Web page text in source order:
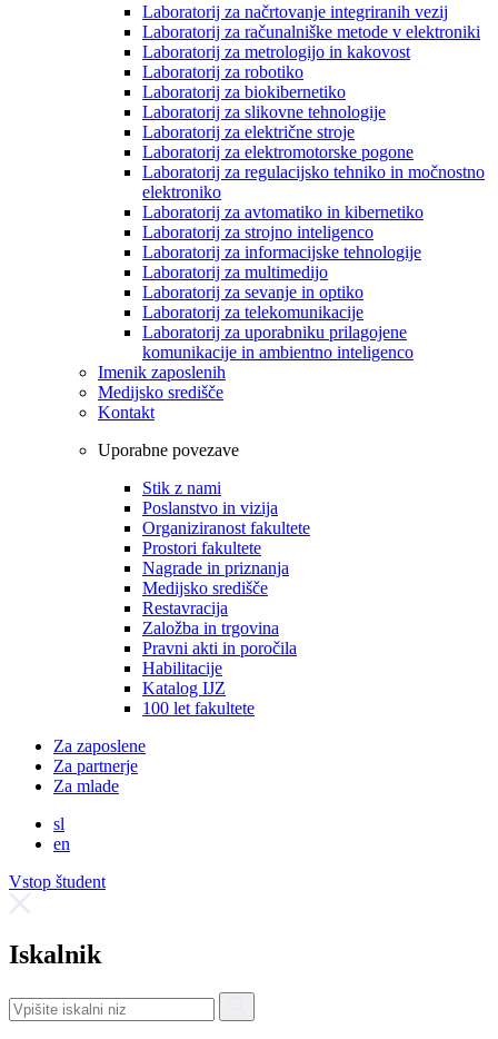
Laboratorij za načrtovanje integriranih vezij
Laboratorij za računalniške metode v elektroniki
Laboratorij za metrologijo in kakovost
Laboratorij za robotiko
Laboratorij za biokibernetiko
Laboratorij za slikovne tehnologije
Laboratorij za električne stroje
Laboratorij za elektromotorske pogone
Laboratorij za regulacijsko tehniko in močnostno
elektroniko
Laboratorij za avtomatiko in kibernetiko
Laboratorij za strojno inteligenco
Laboratorij za informacijske tehnologije
Laboratorij za multimedijo
Laboratorij za sevanje in optiko
Laboratorij za telekomunikacije
Laboratorij za uporabniku prilagojene
komunikacije in ambientno inteligenco
Imenik zaposlenih
Medijsko središče
Kontakt
Uporabne povezave
Stik z nami
Poslanstvo in vizija
Organiziranost fakultete
Prostori fakultete
Nagrade in priznanja
Medijsko središče
Restavracija
Založba in trgovina
Pravni akti in poročila
Habilitacije
Katalog IJZ
100 let fakultete
Za zaposlene
Za partnerje
Za mlade
sl
en
Vstop študent
Iskalnik